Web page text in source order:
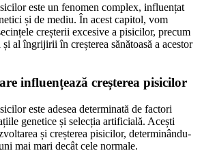
este un fenomen complex, influențat
și de mediu. În acest capitol, vom
creșterii excesive a pisicilor, precum
al îngrijirii în creșterea sănătoasă a acestor
influențează creșterea pisicilor
este adesea determinată de factori
genetice și selecția artificială. Acești
și creșterea pisicilor, determinându-
mai mari decât cele normale.